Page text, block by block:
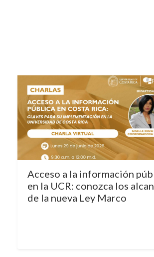
Acceso a la información
en la UCR: conozca los
de la nueva Ley Marco